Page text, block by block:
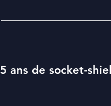
5 ans de socket-